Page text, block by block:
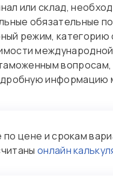
или склад,
обязательные
режим,
информацию
цене и срокам
онлайн